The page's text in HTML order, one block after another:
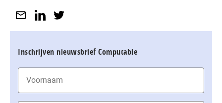
Inschrijven nieuwsbrief Computable